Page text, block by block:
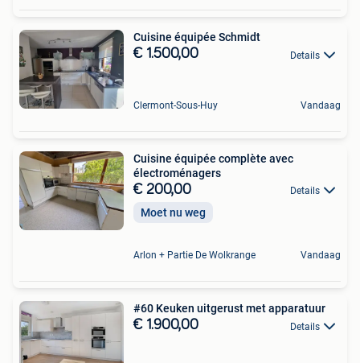
Cuisine équipée Schmidt
€ 1.500,00 Details
Clermont-Sous-Huy Vandaag
Cuisine équipée complète avec
électroménagers
€ 200,00 Details
Moet nu weg
Arlon + Partie De Wolkrange Vandaag
#60 Keuken uitgerust met apparatuur
€ 1.900,00 Details